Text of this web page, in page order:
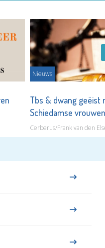
Nieuws
Tbs & dwang geëist
Schiedamse
Cerberus/Frank van den